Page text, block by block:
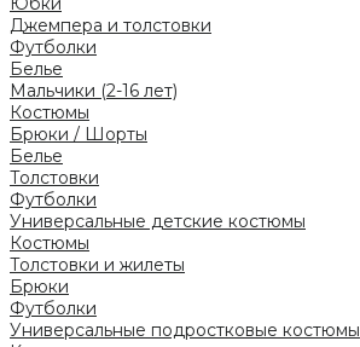
Джемпера и толстовки
Футболки
Белье
Мальчики (2-16 лет)
Костюмы
Брюки / Шорты
Белье
Толстовки
Футболки
Универсальные детские костюмы
Костюмы
Толстовки и жилеты
Брюки
Футболки
Универсальные подростковые костюмы